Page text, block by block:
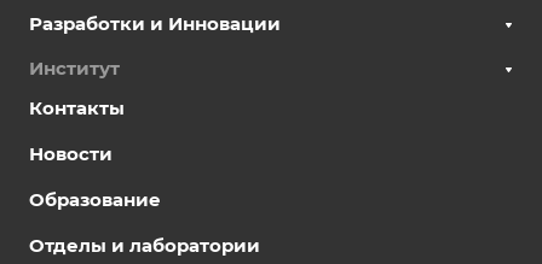
Разработки и Инновации
Институт
Контакты
Новости
Образование
Отделы и лаборатории